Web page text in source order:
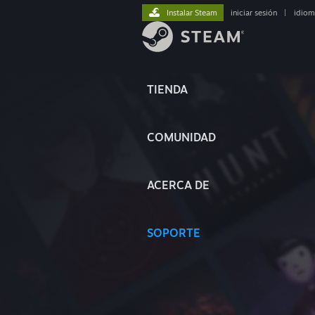
TIENDA
COMUNIDAD
ACERCA DE
SOPORTE
Instalar Steam iniciar sesión